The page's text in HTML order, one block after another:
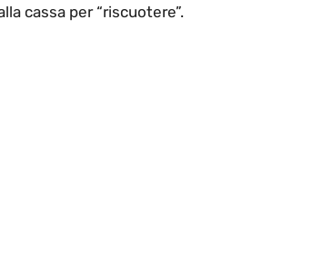
cassa per “riscuotere”.